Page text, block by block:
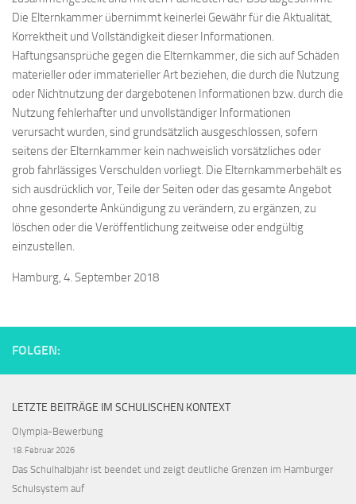
Die Elternkammer übernimmt keinerlei Gewähr für die Aktualität,
Korrektheit und Vollständigkeit dieser Informationen.
Haftungsansprüche gegen die Elternkammer, die sich auf Schäden
materieller oder immaterieller Art beziehen, die durch die Nutzung
oder Nichtnutzung der dargebotenen Informationen bzw. durch die
Nutzung fehlerhafter und unvollständiger Informationen
verursacht wurden, sind grundsätzlich ausgeschlossen, sofern
seitens der Elternkammer kein nachweislich vorsätzliches oder
grob fahrlässiges Verschulden vorliegt. Die Elternkammerbehält es
sich ausdrücklich vor, Teile der Seiten oder das gesamte Angebot
ohne gesonderte Ankündigung zu verändern, zu ergänzen, zu
löschen oder die Veröffentlichung zeitweise oder endgültig
einzustellen.
Hamburg, 4. September 2018
FOLGEN:
LETZTE BEITRÄGE IM SCHULISCHEN KONTEXT
Olympia-Bewerbung
18. Februar 2026
Das Schulhalbjahr ist beendet und zeigt deutliche Grenzen im Hamburger
Schulsystem auf